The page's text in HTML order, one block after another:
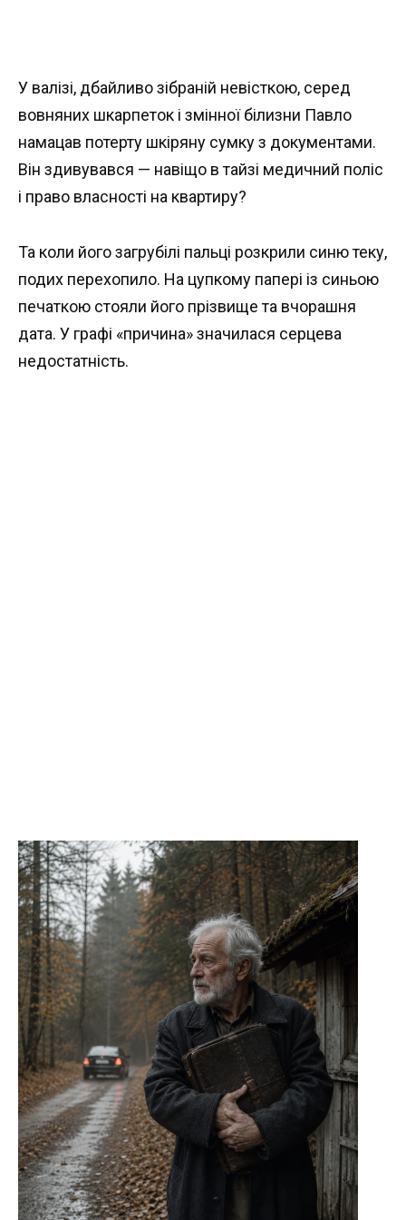
У валізі, дбайливо зібраній невісткою, серед
вовняних шкарпеток і змінної білизни Павло
намацав потерту шкіряну сумку з документами.
Він здивувався — навіщо в тайзі медичний поліс
і право власності на квартиру?
Та коли його загрубілі пальці розкрили синю теку,
подих перехопило. На цупкому папері із синьою
печаткою стояли його прізвище та вчорашня
дата. У графі «причина» значилася серцева
недостатність.